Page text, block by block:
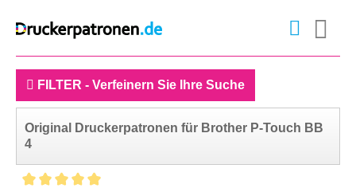
FILTER - Verfeinern Sie Ihre Suche
Original Druckerpatronen für Brother P-Touch BB
4